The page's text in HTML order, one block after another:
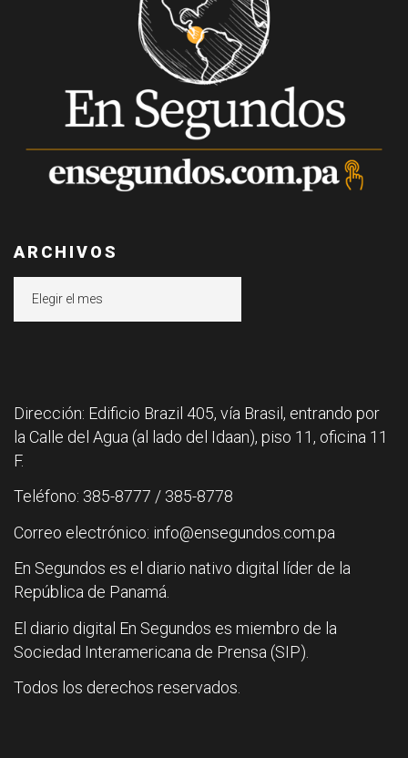
ARCHIVOS
Dirección: Edificio Brazil 405, vía Brasil, entrando por
la Calle del Agua (al lado del Idaan), piso 11, oficina 11
F.
Teléfono: 385-8777 / 385-8778
Correo electrónico: info@ensegundos.com.pa
En Segundos es el diario nativo digital líder de la
República de Panamá.
El diario digital En Segundos es miembro de la
Sociedad Interamericana de Prensa (SIP).
Todos los derechos reservados.